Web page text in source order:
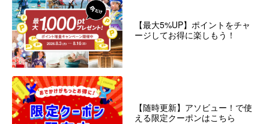
【最大5%UP】ポイントをチャ
ージしてお得に楽しもう！
【随時更新】アソビュー！で使
える限定クーポンはこちら